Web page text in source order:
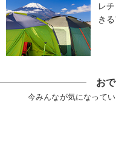
レ
き
お
今みんなが気になって